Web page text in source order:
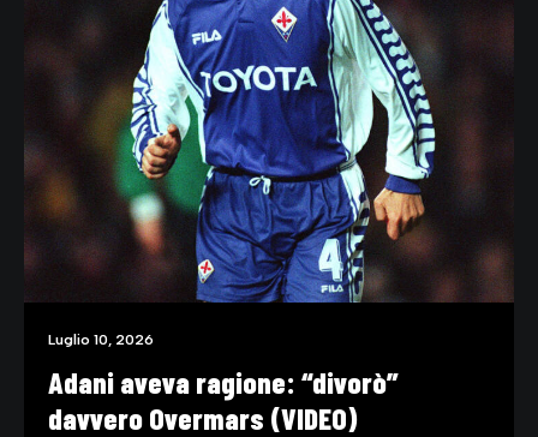
Luglio 10, 2026
Adani aveva ragione: “divorò”
davvero Overmars (VIDEO)